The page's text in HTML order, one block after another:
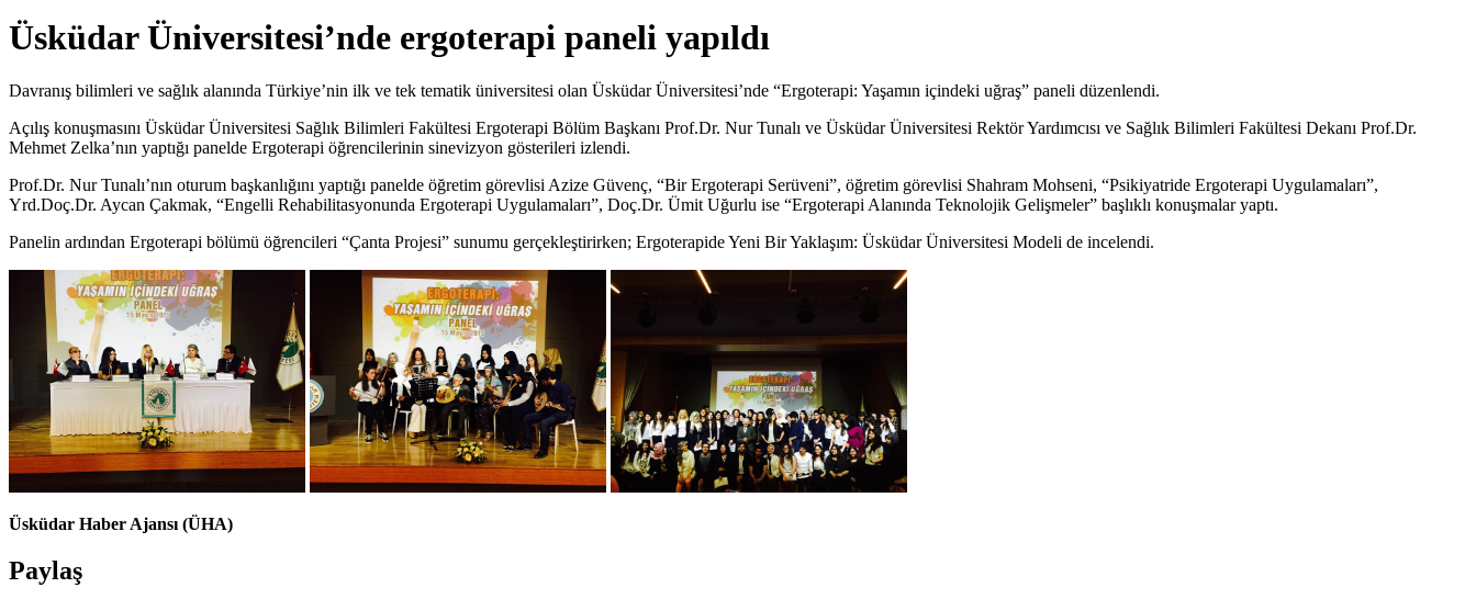
Üsküdar Üniversitesi’nde ergoterapi paneli yapıldı
Davranış bilimleri ve sağlık alanında Türkiye’nin ilk ve tek tematik üniversitesi olan Üsküdar Üniversitesi’nde “Ergoterapi: Yaşamın içindeki uğraş” paneli düzenlendi.
Açılış konuşmasını Üsküdar Üniversitesi Sağlık Bilimleri Fakültesi Ergoterapi Bölüm Başkanı Prof.Dr. Nur Tunalı ve Üsküdar Üniversitesi Rektör Yardımcısı ve Sağlık Bilimleri Fakültesi Dekanı Prof.Dr.
Mehmet Zelka’nın yaptığı panelde Ergoterapi öğrencilerinin sinevizyon gösterileri izlendi.
Prof.Dr. Nur Tunalı’nın oturum başkanlığını yaptığı panelde öğretim görevlisi Azize Güvenç, “Bir Ergoterapi Serüveni”, öğretim görevlisi Shahram Mohseni, “Psikiyatride Ergoterapi Uygulamaları”,
Yrd.Doç.Dr. Aycan Çakmak, “Engelli Rehabilitasyonunda Ergoterapi Uygulamaları”, Doç.Dr. Ümit Uğurlu ise “Ergoterapi Alanında Teknolojik Gelişmeler” başlıklı konuşmalar yaptı.
Panelin ardından Ergoterapi bölümü öğrencileri “Çanta Projesi” sunumu gerçekleştirirken; Ergoterapide Yeni Bir Yaklaşım: Üsküdar Üniversitesi Modeli de incelendi.
Üsküdar Haber Ajansı (ÜHA)
Paylaş